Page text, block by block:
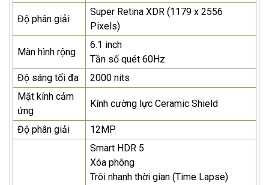
Độ phân giải
Super Retina XDR (1179 x 2556
Pixels)
Màn hình rộng
6.1 inch
Tần số quét 60Hz
Độ sáng tối đa
2000 nits
Mặt kính cảm
ứng
Kính cường lực Ceramic Shield
Độ phân giải 12MP
Smart HDR 5
Xóa phông
Trôi nhanh thời gian (Time Lapse)